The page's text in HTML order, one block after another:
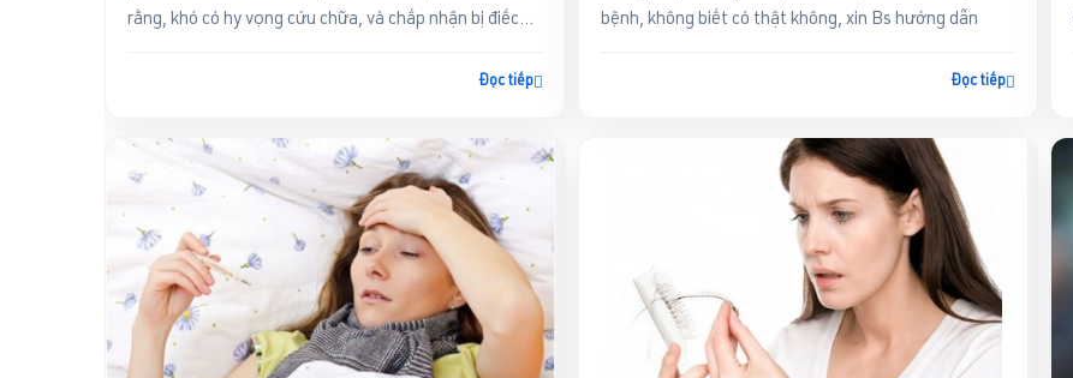
rằng, khó có hy vọng cứu chữa, và chấp nhận bị điếc
Đọc tiếp
bệnh, không biết có thật không, xin Bs hướng dẫn
Đọc tiếp